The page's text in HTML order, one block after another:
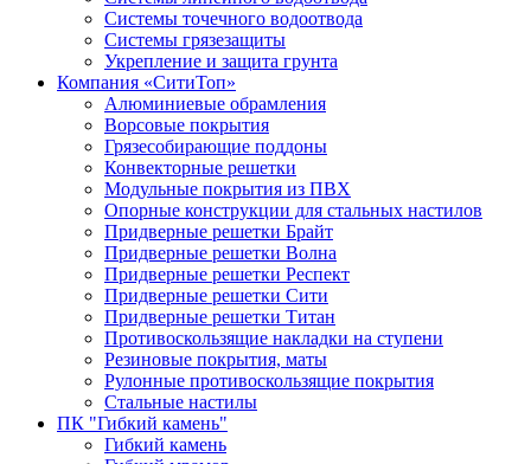
Системы точечного водоотвода
Системы грязезащиты
Укрепление и защита грунта
Компания «СитиТоп»
Алюминиевые обрамления
Ворсовые покрытия
Грязесобирающие поддоны
Конвекторные решетки
Модульные покрытия из ПВХ
Опорные конструкции для стальных настилов
Придверные решетки Брайт
Придверные решетки Волна
Придверные решетки Респект
Придверные решетки Сити
Придверные решетки Титан
Противоскользящие накладки на ступени
Резиновые покрытия, маты
Рулонные противоскользящие покрытия
Стальные настилы
ПК "Гибкий камень"
Гибкий камень